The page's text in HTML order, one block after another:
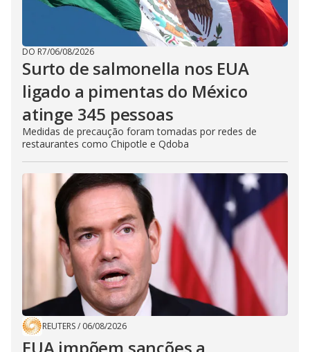
DO R7/06/08/2026
Surto de salmonella nos EUA
ligado a pimentas do México
atinge 345 pessoas
Medidas de precaução foram tomadas por redes de
restaurantes como Chipotle e Qdoba
REUTERS/ 06/08/2026